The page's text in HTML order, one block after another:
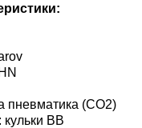
пневматика (CO2)
кульки BB